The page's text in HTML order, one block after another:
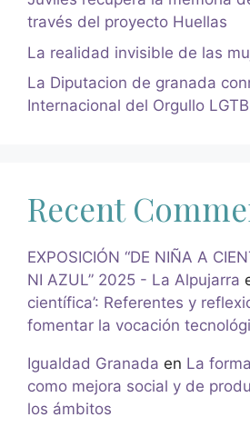
través del proyecto Huellas
La realidad invisible de las
La Diputacion de granada
Internacional del Orgullo
Recent
EXPOSICIÓN “DE NIÑA A
NI AZUL” 2025 - La Alpujarra
científica’: Referentes y
fomentar la vocación
Igualdad Granada en La
como mejora social y de
los ámbitos